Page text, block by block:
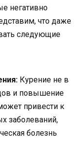
негативно
что даже
следующие
Курение не в
и повышение
привести к
заболеваний,
болезнь